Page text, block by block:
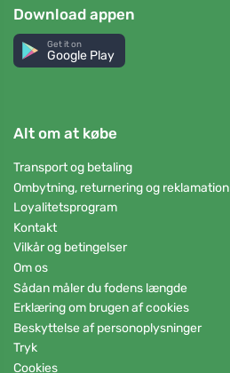
Download appen
Get it on
Google Play
Alt om at købe
Transport og betaling
Ombytning, returnering og reklamation
Loyalitetsprogram
Kontakt
Vilkår og betingelser
Om os
Sådan måler du fodens længde
Erklæring om brugen af cookies
Beskyttelse af personoplysninger
Tryk
Cookies